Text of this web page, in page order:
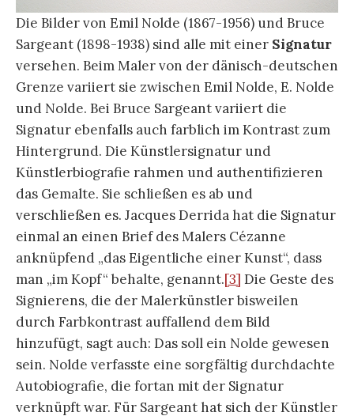
Die Bilder von Emil Nolde (1867-1956) und Bruce
Sargeant (1898-1938) sind alle mit einer Signatur
versehen. Beim Maler von der dänisch-deutschen
Grenze variiert sie zwischen Emil Nolde, E. Nolde
und Nolde. Bei Bruce Sargeant variiert die
Signatur ebenfalls auch farblich im Kontrast zum
Hintergrund. Die Künstlersignatur und
Künstlerbiografie rahmen und authentifizieren
das Gemalte. Sie schließen es ab und
verschließen es. Jacques Derrida hat die Signatur
einmal an einen Brief des Malers Cézanne
anknüpfend „das Eigentliche einer Kunst“, dass
man „im Kopf“ behalte, genannt.[3] Die Geste des
Signierens, die der Malerkünstler bisweilen
durch Farbkontrast auffallend dem Bild
hinzufügt, sagt auch: Das soll ein Nolde gewesen
sein. Nolde verfasste eine sorgfältig durchdachte
Autobiografie, die fortan mit der Signatur
verknüpft war. Für Sargeant hat sich der Künstler